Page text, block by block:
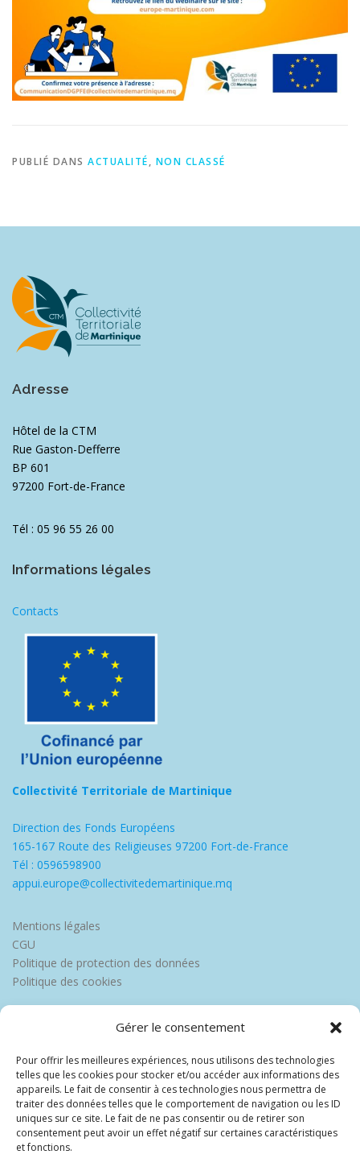
Gérer le consentement
Pour offrir les meilleures expériences, nous utilisons des technologies
telles que les cookies pour stocker et/ou accéder aux informations des
appareils. Le fait de consentir à ces technologies nous permettra de
traiter des données telles que le comportement de navigation ou les ID
uniques sur ce site. Le fait de ne pas consentir ou de retirer son
consentement peut avoir un effet négatif sur certaines caractéristiques
et fonctions.
PUBLIÉ DANS ACTUALITÉ, NON CLASSÉ
Adresse
Hôtel de la CTM
Rue Gaston-Defferre
BP 601
97200 Fort-de-France
Tél : 05 96 55 26 00
Informations légales
Contacts
Collectivité Territoriale de Martinique
Direction des Fonds Européens
165-167 Route des Religieuses 97200 Fort-de-France
Tél : 0596598900
appui.europe@collectivitedemartinique.mq
Mentions légales
CGU
Politique de protection des données
Politique des cookies